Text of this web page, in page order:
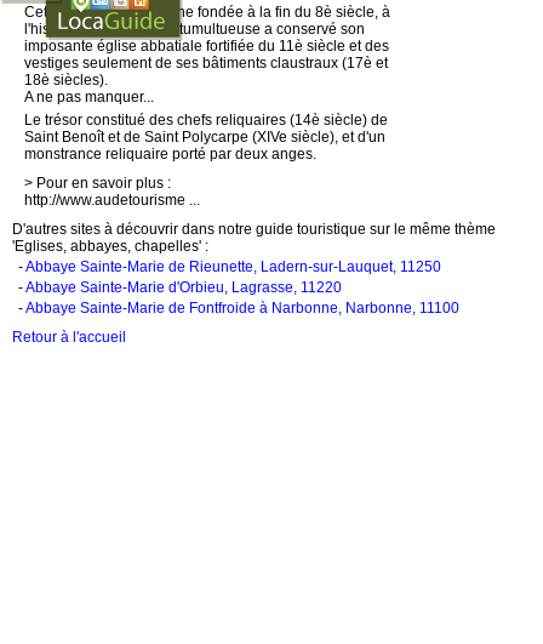
Cette abbaye bénédictine fondée à la fin du 8è siècle, à
l'histoire compliquée et tumultueuse a conservé son
imposante église abbatiale fortifiée du 11è siècle et des
vestiges seulement de ses bâtiments claustraux (17è et
18è siècles).
A ne pas manquer...
Le trésor constitué des chefs reliquaires (14è siècle) de
Saint Benoît et de Saint Polycarpe (XIVe siècle), et d'un
monstrance reliquaire porté par deux anges.
> Pour en savoir plus :
http://www.audetourisme ...
D'autres sites à découvrir dans notre guide touristique sur le même thème
'Eglises, abbayes, chapelles' :
-Abbaye Sainte-Marie de Rieunette, Ladern-sur-Lauquet, 11250
-Abbaye Sainte-Marie d'Orbieu, Lagrasse, 11220
-Abbaye Sainte-Marie de Fontfroide à Narbonne, Narbonne, 11100
Retour à l'accueil